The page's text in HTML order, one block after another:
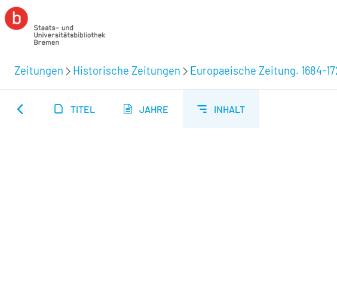
Zeitungen Historische Zeitungen Europaeische Zeitung. 1684-
TITEL JAHRE INHALT